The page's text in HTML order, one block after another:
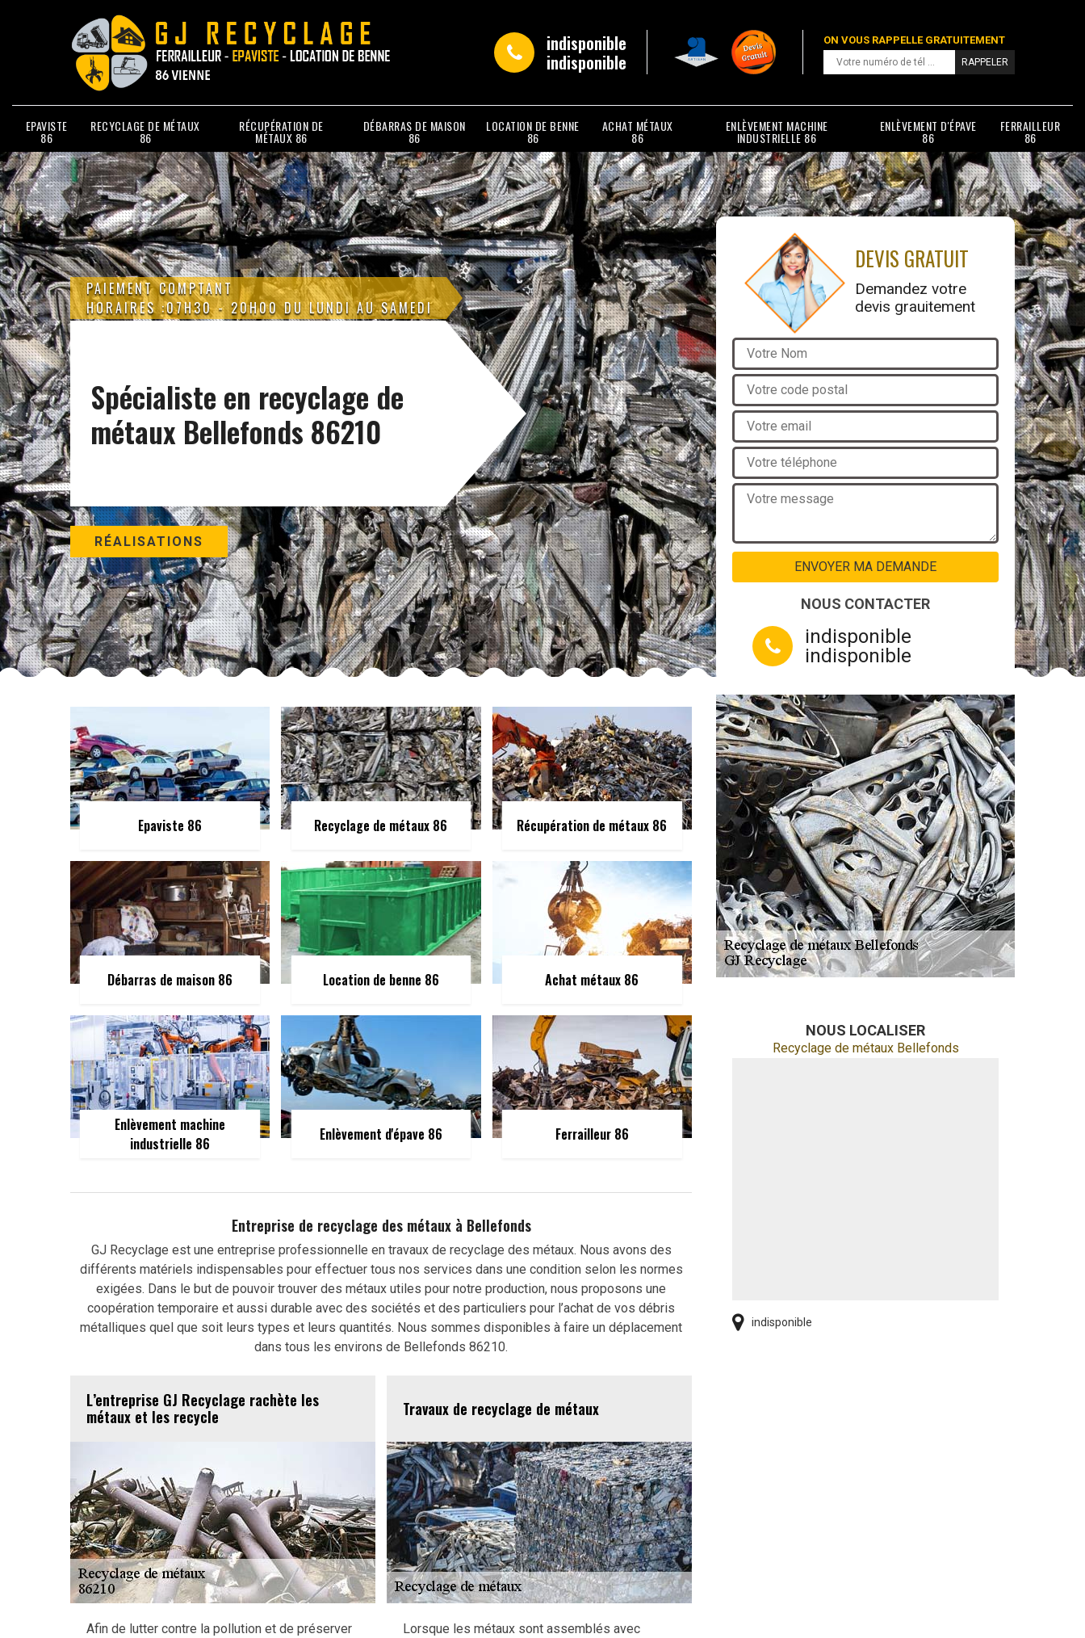
indisponible
indisponible
ON VOUS RAPPELLE GRATUITEMENT
EPAVISTE
86
RECYCLAGE DE MÉTAUX
86
RÉCUPÉRATION DE
MÉTAUX 86
DÉBARRAS DE MAISON
86
LOCATION DE BENNE
86
ACHAT MÉTAUX
86
ENLÈVEMENT MACHINE
INDUSTRIELLE 86
ENLÈVEMENT D'ÉPAVE
86
FERRAILLEUR
86
PAIEMENT COMPTANT
HORAIRES :07H30 - 20H00 DU LUNDI AU SAMEDI
Spécialiste en recyclage de
métaux Bellefonds 86210
RÉALISATIONS
Epaviste 86 Recyclage de métaux 86 Récupération de métaux 86
Débarras de maison 86 Location de benne 86 Achat métaux 86
Enlèvement machine
industrielle 86
Enlèvement d'épave 86 Ferrailleur 86
Entreprise de recyclage des métaux à Bellefonds
GJ Recyclage est une entreprise professionnelle en travaux de recyclage des métaux. Nous avons des
différents matériels indispensables pour effectuer tous nos services dans une condition selon les normes
exigées. Dans le but de pouvoir trouver des métaux utiles pour notre production, nous proposons une
coopération temporaire et aussi durable avec des sociétés et des particuliers pour l’achat de vos débris
métalliques quel que soit leurs types et leurs quantités. Nous sommes disponibles à faire un déplacement
dans tous les environs de Bellefonds 86210.
L’entreprise GJ Recyclage rachète les
métaux et les recycle
Afin de lutter contre la pollution et de préserver
Travaux de recyclage de métaux
Lorsque les métaux sont assemblés avec
DEVIS GRATUIT
Demandez votre
devis grauitement
NOUS CONTACTER
indisponible
indisponible
NOUS LOCALISER
Recyclage de métaux Bellefonds
indisponible